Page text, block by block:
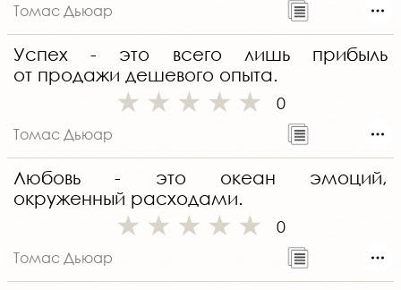
Томас Дьюар
Успех - это всего лишь прибыль
от продажи дешевого опыта.
0
Томас Дьюар
Любовь - это океан эмоций,
окруженный расходами.
0
Томас Дьюар